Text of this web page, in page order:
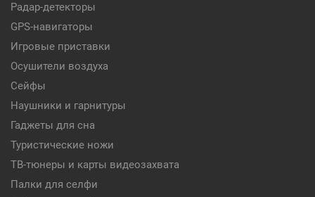
Радар-детекторы
GPS-навигаторы
Игровые приставки
Осушители воздуха
Сейфы
Наушники и гарнитуры
Гаджеты для сна
Туристические ножи
ТВ-тюнеры и карты видеозахвата
Палки для селфи